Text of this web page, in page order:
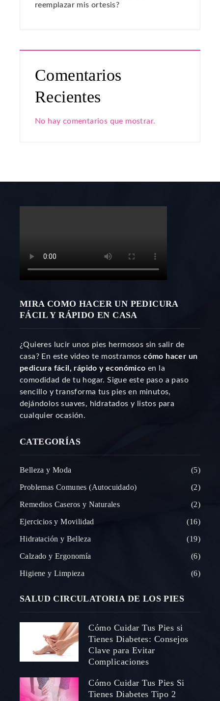
reemplazar mis ortesis?
Comentarios
Recientes
No hay comentarios que mostrar.
MIRA COMO HACER UN PEDICURA
FÁCIL Y RÁPIDO EN CASA
¿Quieres lucir unos pies hermosos sin salir de
casa? En este video te mostramoscómo hacer un
pedicura fácil, rápido y económico en la
comodidad de tu hogar. Sigue este paso a paso
sencillo y transforma tus pies en minutos,
dejándolos suaves, hidratados y listos para
cualquier ocasión.
CATEGORÍAS
Belleza y Moda 5
Problemas Comunes (Autocuidado) 2
Remedios Caseros y Naturales 2
Ejercicios y Movilidad 16
Hidratación y Belleza 19
Calzado y Ergonomía 6
Higiene y Limpieza 6
SALUD CIRCULATORIA DE LOS PIES
Cómo Cuidar Tus Pies si
Tienes Diabetes: Consejos
Clave para Evitar
Complicaciones
Cómo Cuidar Tus Pies Si
Tienes Diabetes Tipo 2